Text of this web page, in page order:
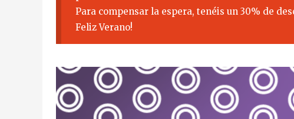
Para compensar la espera, tenéis un 30% de
Feliz Verano!